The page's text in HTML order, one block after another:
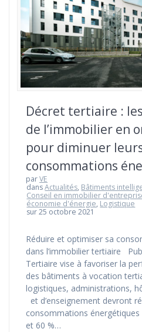
Décret tertiaire :
de l’immobilier en
pour diminuer
consommations
parVE
dansActualités, Bâtiments
Conseil en immobilier
économie d'énergie, Logistique
sur 25 octobre 2021
Réduire et optimiser sa
dans l’immobilier tertiaire
Tertiaire vise à favoriser la
des bâtiments à vocation
logistiques, administrations,
et d’enseignement devront
consommations énergétiques
et 60 %…